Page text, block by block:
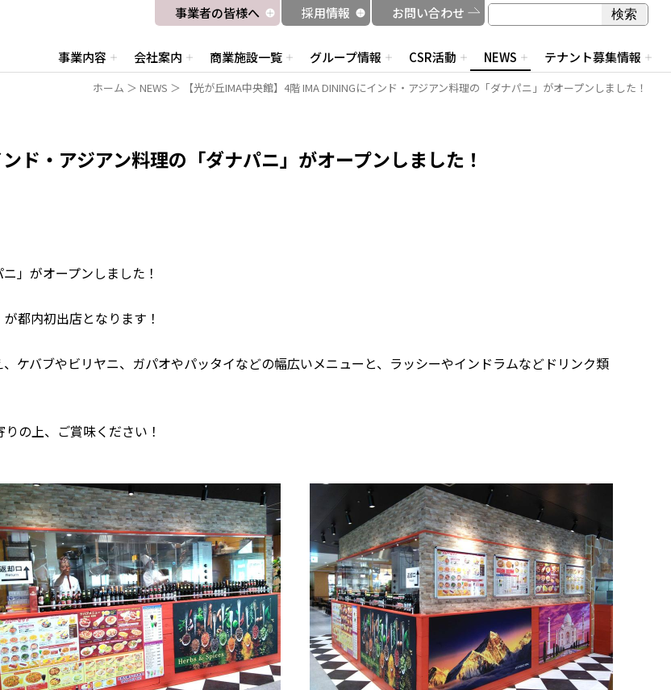
事業者の皆様へ 採用情報 お問い合わせ
事業内容 会社案内 商業施設一覧 グループ情報 CSR活動 NEWS テナント募集情報
検索
ホーム ＞ NEWS ＞ 【光が丘IMA中央館】4階 IMA DININGにインド・アジアン料理の「ダナパニ」がオープンしました！
ド・アジアン料理の「ダナパニ」がオープンしました！
」がオープンしました！
都内初出店となります！
ケバブやビリヤニ、ガパオやパッタイなどの幅広いメニューと、ラッシーやインドラムなどドリンク類
の上、ご賞味ください！